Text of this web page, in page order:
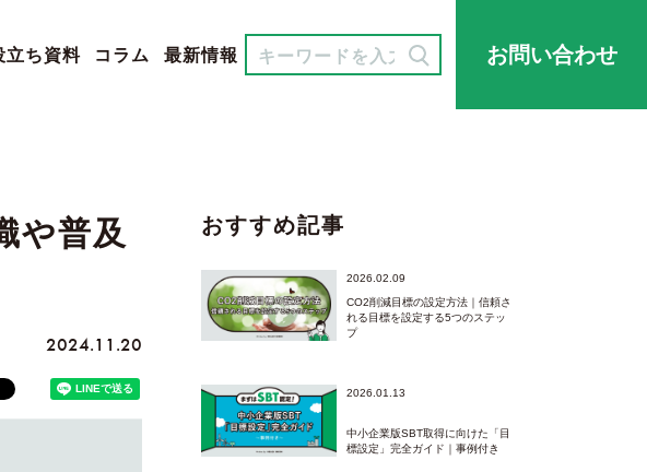
立ち資料 コラム 最新情報 お問い合わせ
や普及
2024.11.20
おすすめ記事
2026.02.09
CO2削減目標の設定方法｜信頼さ
れる目標を設定する5つのステッ
プ
2026.01.13
中小企業版SBT取得に向けた「目
標設定」完全ガイド｜事例付き